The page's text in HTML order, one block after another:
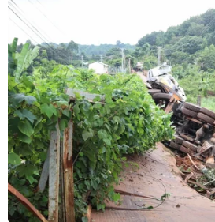
nhằm thảo luận về việc tăng
của ASEAN trong việc giải
đang gia tăng tại khu vực Ấn
Bình Dương, cũng như trao
hội hợp tác nâng cao năng
phòng của ASEAN, mở rộng
tác ASEAN-Mỹ, trong đó có
quân sự chung.
Nhân dịp này, các Bộ trưởng